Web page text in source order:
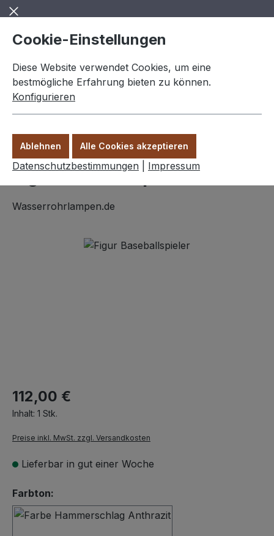
Zum Hauptinhalt springen
Figuren
Figur Baseballspieler "Jack"
Wasserrohrlampen.de
Bildergalerie überspringen
112,00 €
Inhalt: 1 Stk.
Preise inkl. MwSt. zzgl. Versandkosten
Lieferbar in gut einer Woche
Farbton:
Cookie-Einstellungen
Diese Website verwendet Cookies, um eine
bestmögliche Erfahrung bieten zu können.
Konfigurieren
Ablehnen Alle Cookies akzeptieren
Datenschutzbestimmungen Impressum